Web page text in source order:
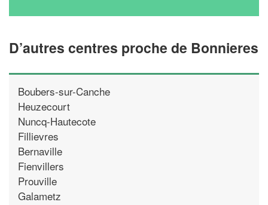
D’autres centres proche de Bonnieres
Boubers-sur-Canche
Heuzecourt
Nuncq-Hautecote
Fillievres
Bernaville
Fienvillers
Prouville
Galametz